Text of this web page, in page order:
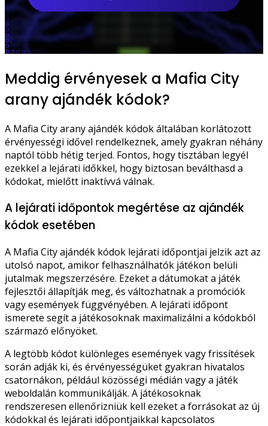
Meddig érvényesek a Mafia City
arany ajándék kódok?
A Mafia City arany ajándék kódok általában korlátozott
érvényességi idővel rendelkeznek, amely gyakran néhány
naptól több hétig terjed. Fontos, hogy tisztában legyél
ezekkel a lejárati időkkel, hogy biztosan beválthasd a
kódokat, mielőtt inaktívvá válnak.
A lejárati időpontok megértése az ajándék
kódok esetében
A Mafia City ajándék kódok lejárati időpontjai jelzik azt az
utolsó napot, amikor felhasználhatók játékon belüli
jutalmak megszerzésére. Ezeket a dátumokat a játék
fejlesztői állapítják meg, és változhatnak a promóciók
vagy események függvényében. A lejárati időpont
ismerete segít a játékosoknak maximalizálni a kódokból
származó előnyöket.
A legtöbb kódot különleges események vagy frissítések
során adják ki, és érvényességüket gyakran hivatalos
csatornákon, például közösségi médián vagy a játék
weboldalán kommunikálják. A játékosoknak
rendszeresen ellenőrizniük kell ezeket a forrásokat az új
kódokkal és lejárati időpontjaikkal kapcsolatos